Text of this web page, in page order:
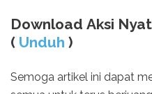
Download Aksi
( Unduh )
Semoga artikel ini dapat